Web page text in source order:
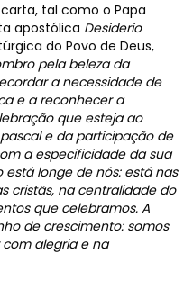
tal como o Papa
apostólica Desiderio
do Povo de Deus,
pela beleza da
a necessidade de
e a reconhecer a
que esteja ao
e da participação de
a especificidade da sua
está longe de nós: está nas
cristãs, na centralidade do
que celebramos. A
de crescimento: somos
alegria e na